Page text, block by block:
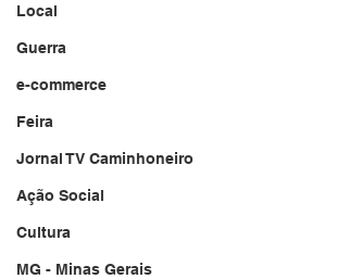
Local
Guerra
e-commerce
Feira
Jornal TV Caminhoneiro
Ação Social
Cultura
MG - Minas Gerais